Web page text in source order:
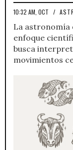
10:32 AM, OCT /
La astronomía
enfoque
busca
movimientos